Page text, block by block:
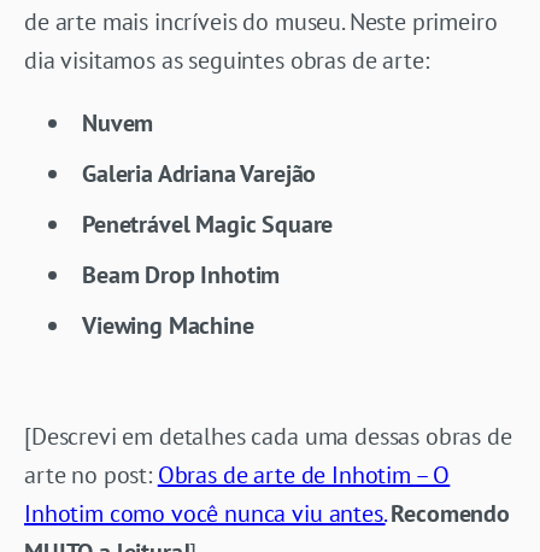
de arte mais incríveis do museu. Neste primeiro
dia visitamos as seguintes obras de arte:
Nuvem
Galeria Adriana Varejão
Penetrável Magic Square
Beam Drop Inhotim
Viewing Machine
[Descrevi em detalhes cada uma dessas obras de
arte no post: Obras de arte de Inhotim – O
Inhotim como você nunca viu antes. Recomendo